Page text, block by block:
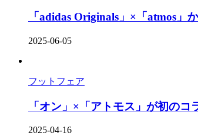
「adidas Originals」×「atmos」
2025-06-05
フットフェア
「オン」×「アトモス」が初の
2025-04-16